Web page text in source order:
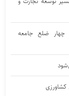
چهار ضلع جامعه
کشاورزی